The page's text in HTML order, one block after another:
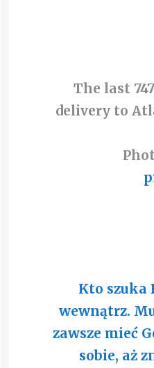
The last
delivery to
Kto szuka
wewnątrz.
zawsze mieć
sobie, aż